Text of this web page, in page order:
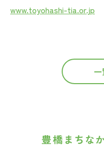
www.toyohashi-tia.or.jp